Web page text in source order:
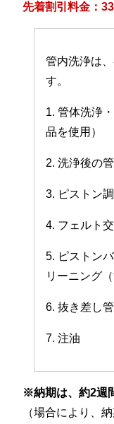
先着割引料金：
管内洗浄は
す。
1. 管体洗浄
品を使用）
2. 洗浄後の
3. ピストン
4. フェルト
5. ピストン
リーニング（
6. 抜き差し
7. 注油
※納期は、約2週
（場合により、